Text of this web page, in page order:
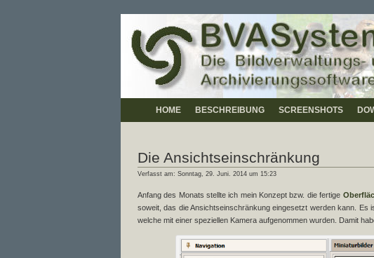
HOME BESCHREIBUNG SCREENSHOTS
Die Ansichtseinschränkung
Verfasst am: Sonntag, 29. Juni. 2014 um 15:23
Anfang des Monats stellte ich mein Konzept bzw. die fertige
soweit, das die Ansichtseinschränkung eingesetzt werden kann. Es
welche mit einer speziellen Kamera aufgenommen wurden. Damit